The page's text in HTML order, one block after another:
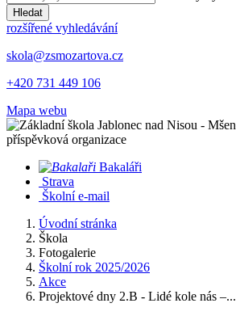
Hledat
rozšířené vyhledávání
skola@zsmozartova.cz
+420 731 449 106
Mapa webu
Bakaláři
Strava
Školní e-mail
Úvodní stránka
Škola
Fotogalerie
Školní rok 2025/2026
Akce
Projektové dny 2.B - Lidé kole nás –...